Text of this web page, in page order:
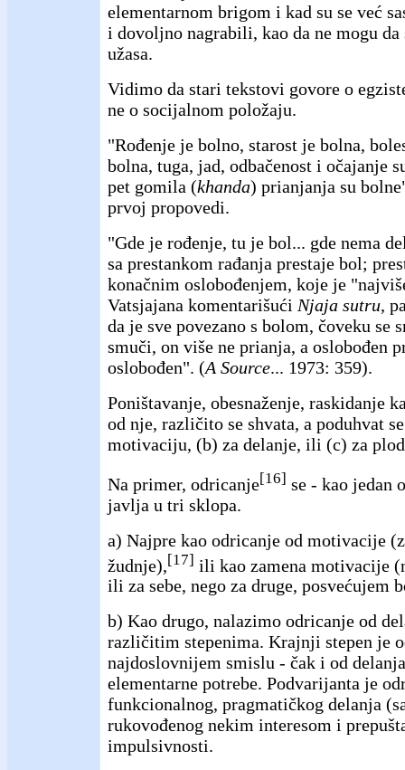
elementarnom brigom i kad su se već
i dovoljno nagrabili, kao da ne mogu
užasa.
Vidimo da stari tekstovi govore o
ne o socijalnom položaju.
"Rođenje je bolno, starost je bolna,
bolna, tuga, jad, odbačenost i očajanje
pet gomila (khanda) prianjanja su
prvoj propovedi.
"Gde je rođenje, tu je bol... gde nema
sa prestankom rađanja prestaje bol;
konačnim oslobođenjem, koje je
Vatsjajana komentarišući Njaja sutru,
da je sve povezano s bolom, čoveku se
smuči, on više ne prianja, a oslobođen
oslobođen". (A Source... 1973: 359).
Poništavanje, obesnaženje, raskidanje
od nje, različito se shvata, a poduhvat
motivaciju, (b) za delanje, ili (c) za
Na primer, odricanje[16] se - kao jedan
javlja u tri sklopa.
a) Najpre kao odricanje od motivacije
žudnje), [17] ili kao zamena motivacije
ili za sebe, nego za druge, posvećujem
b) Kao drugo, nalazimo odricanje od
različitim stepenima. Krajnji stepen je
najdoslovnijem smislu - čak i od
elementarne potrebe. Podvarijanta je
funkcionalnog, pragmatičkog delanja
rukovođenog nekim interesom i
impulsivnosti.